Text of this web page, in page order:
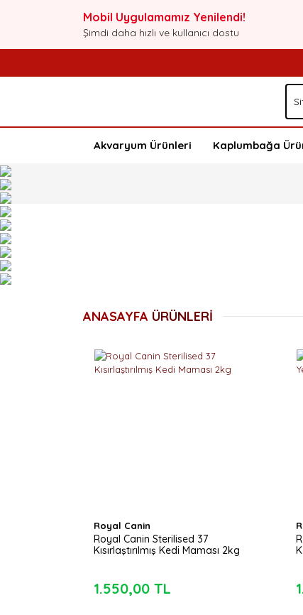
Mobil Uygulamamız Yenilendi!
Şimdi daha hızlı ve kullanıcı dostu
Akvaryum Ürünleri Kaplumbağa
ANASAYFA ÜRÜNLERİ
Royal Canin
Royal Canin Sterilised 37
Kısırlaştırılmış Kedi Maması 2kg
1.550,00 TL